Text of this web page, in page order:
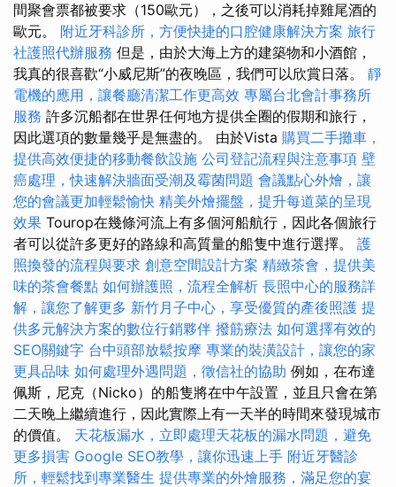
間聚會票都被要求（150歐元），之後可以消耗掉雞尾酒的
歐元。 附近牙科診所，方便快捷的口腔健康解決方案 旅行
社護照代辦服務 但是，由於大海上方的建築物和小酒館，
我真的很喜歡“小威尼斯”的夜晚區，我們可以欣賞日落。 靜
電機的應用，讓餐廳清潔工作更高效 專屬台北會計事務所
服務 許多沉船都在世界任何地方提供全圈的假期和旅行，
因此選項的數量幾乎是無盡的。 由於Vista 購買二手攤車，
提供高效便捷的移動餐飲設施 公司登記流程與注意事項 壁
癌處理，快速解決牆面受潮及霉菌問題 會議點心外燴，讓
您的會議更加輕鬆愉快 精美外燴擺盤，提升每道菜的呈現
效果 Tourop在幾條河流上有多個河船航行，因此各個旅行
者可以從許多更好的路線和高質量的船隻中進行選擇。 護
照換發的流程與要求 創意空間設計方案 精緻茶會，提供美
味的茶會餐點 如何辦護照，流程全解析 長照中心的服務詳
解，讓您了解更多 新竹月子中心，享受優質的產後照護 提
供多元解決方案的數位行銷夥伴 撥筋療法 如何選擇有效的
SEO關鍵字 台中頭部放鬆按摩 專業的裝潢設計，讓您的家
更具品味 如何處理外遇問題，徵信社的協助 例如，在布達
佩斯，尼克（Nicko）的船隻將在中午設置，並且只會在第
二天晚上繼續進行，因此實際上有一天半的時間來發現城市
的價值。 天花板漏水，立即處理天花板的漏水問題，避免
更多損害 Google SEO教學，讓你迅速上手 附近牙醫診
所，輕鬆找到專業醫生 提供專業的外燴服務，滿足您的宴